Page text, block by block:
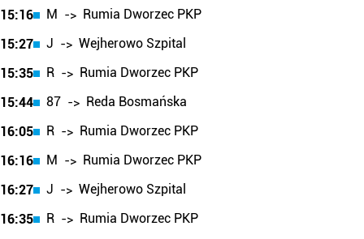
15:16
M -> Rumia Dworzec PKP
15:27
J -> Wejherowo Szpital
15:35
R -> Rumia Dworzec PKP
15:44
87 -> Reda Bosmańska
16:05
R -> Rumia Dworzec PKP
16:16
M -> Rumia Dworzec PKP
16:27
J -> Wejherowo Szpital
16:35
R -> Rumia Dworzec PKP